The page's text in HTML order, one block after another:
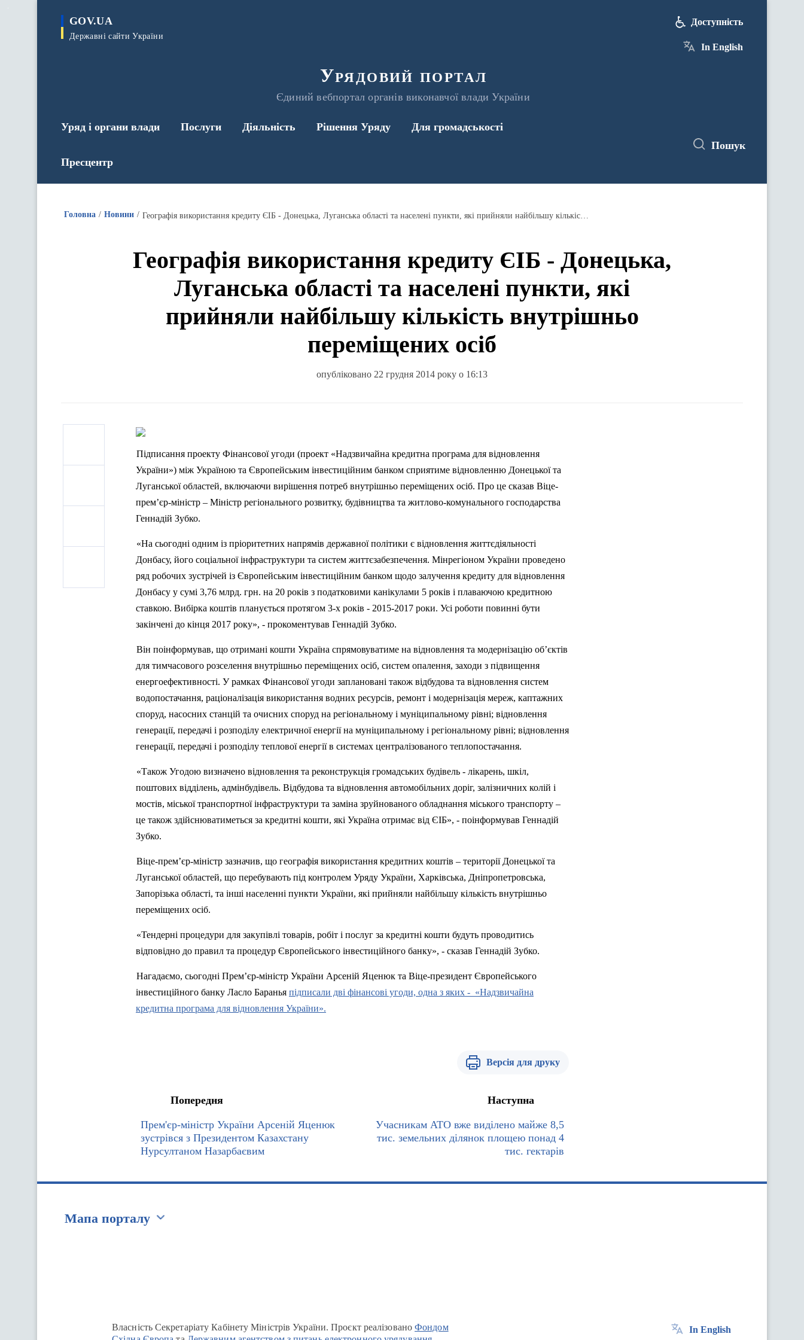
GOV.UA
Державні сайти України
Урядовий портал
Єдиний вебпортал органів виконавчої влади України
Доступність
In English
Уряд і органи влади Послуги Діяльність Рішення Уряду Для громадськості
Пресцентр
Пошук
Головна Новини Географія використання кредиту ЄІБ - Донецька, Луганська області та населені пункти, які прийняли найбільшу кількість внутрішньо переміщених осіб
Географія використання кредиту ЄІБ - Донецька,
Луганська області та населені пункти, які
прийняли найбільшу кількість внутрішньо
переміщених осіб
опубліковано 22 грудня 2014 року о 16:13
Підписання проекту Фінансової угоди (проект «Надзвичайна кредитна програма для відновлення
України») між Україною та Європейським інвестиційним банком сприятиме відновленню Донецької та
Луганської областей, включаючи вирішення потреб внутрішньо переміщених осіб. Про це сказав Віце-
прем’єр-міністр – Міністр регіонального розвитку, будівництва та житлово-комунального господарства
Геннадій Зубко.
«На сьогодні одним із пріоритетних напрямів державної політики є відновлення життєдіяльності
Донбасу, його соціальної інфраструктури та систем життєзабезпечення. Мінрегіоном України проведено
ряд робочих зустрічей із Європейським інвестиційним банком щодо залучення кредиту для відновлення
Донбасу у сумі 3,76 млрд. грн. на 20 років з податковими канікулами 5 років і плаваючою кредитною
ставкою. Вибірка коштів планується протягом 3-х років - 2015-2017 роки. Усі роботи повинні бути
закінчені до кінця 2017 року», - прокоментував Геннадій Зубко.
Він поінформував, що отримані кошти Україна спрямовуватиме на відновлення та модернізацію об’єктів
для тимчасового розселення внутрішньо переміщених осіб, систем опалення, заходи з підвищення
енергоефективності. У рамках Фінансової угоди заплановані також відбудова та відновлення систем
водопостачання, раціоналізація використання водних ресурсів, ремонт і модернізація мереж, каптажних
споруд, насосних станцій та очисних споруд на регіональному і муніципальному рівні; відновлення
генерації, передачі і розподілу електричної енергії на муніципальному і регіональному рівні; відновлення
генерації, передачі і розподілу теплової енергії в системах централізованого теплопостачання.
«Також Угодою визначено відновлення та реконструкція громадських будівель - лікарень, шкіл,
поштових відділень, адмінбудівель. Відбудова та відновлення автомобільних доріг, залізничних колій і
мостів, міської транспортної інфраструктури та заміна зруйнованого обладнання міського транспорту –
це також здійснюватиметься за кредитні кошти, які Україна отримає від ЄІБ», - поінформував Геннадій
Зубко.
Віце-прем’єр-міністр зазначив, що географія використання кредитних коштів – території Донецької та
Луганської областей, що перебувають під контролем Уряду України, Харківська, Дніпропетровська,
Запорізька області, та інші населенні пункти України, які прийняли найбільшу кількість внутрішньо
переміщених осіб.
«Тендерні процедури для закупівлі товарів, робіт і послуг за кредитні кошти будуть проводитись
відповідно до правил та процедур Європейського інвестиційного банку», - сказав Геннадій Зубко.
Нагадаємо, сьогодні Прем’єр-міністр України Арсеній Яценюк та Віце-президент Європейського
інвестиційного банку Ласло Баранья підписали дві фінансові угоди, одна з яких - «Надзвичайна
кредитна програма для відновлення України».
Версія для друку
Попередня
Прем'єр-міністр України Арсеній Яценюк
зустрівся з Президентом Казахстану
Нурсултаном Назарбаєвим
Наступна
Учасникам АТО вже виділено майже 8,5
тис. земельних ділянок площею понад 4
тис. гектарів
Мапа порталу
Власність Секретаріату Кабінету Міністрів України. Проєкт реалізованоФондом
In English